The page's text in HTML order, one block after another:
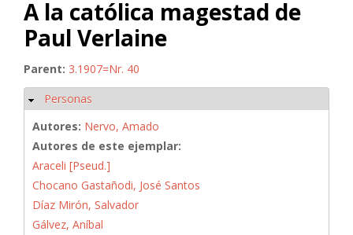
A la católica magestad de
Paul Verlaine
Parent: 3.1907=Nr. 40
Ocultar
Personas
Autores: Nervo, Amado
Autores de este ejemplar:
Araceli [Pseud.]
Chocano Gastañodi, José Santos
Díaz Mirón, Salvador
Gálvez, Aníbal